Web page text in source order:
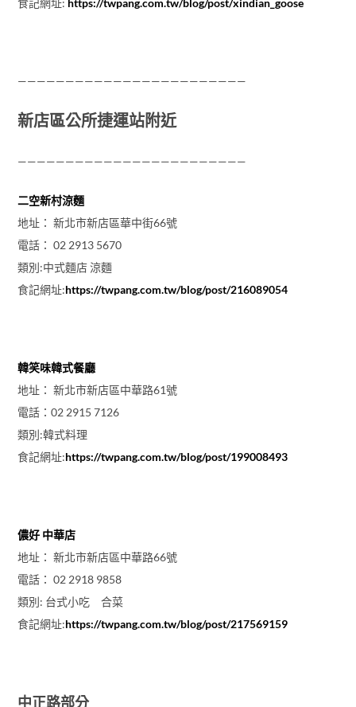
食記網址: https://twpang.com.tw/blog/post/xindian_goose
————————————————————————
新店區公所捷運站附近
————————————————————————
二空新村涼麵
地址： 新北市新店區華中街66號
電話： 02 2913 5670
類別:中式麵店 涼麵
食記網址:https://twpang.com.tw/blog/post/216089054
韓笑味韓式餐廳
地址： 新北市新店區中華路61號
電話：02 2915 7126
類別:韓式料理
食記網址:https://twpang.com.tw/blog/post/199008493
儂好 中華店
地址： 新北市新店區中華路66號
電話： 02 2918 9858
類別: 台式小吃 合菜
食記網址:https://twpang.com.tw/blog/post/217569159
中正路部分